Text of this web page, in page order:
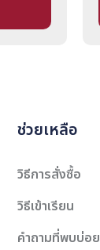
ช่วยเหลือ
วิธีการสั่งซื้อ
วิธีเข้าเรียน
คำถามที่พบบ่อย